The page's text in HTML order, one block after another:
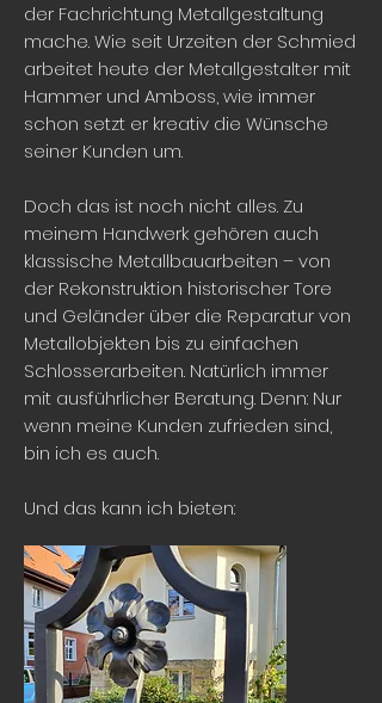
der Fachrichtung Metallgestaltung
mache. Wie seit Urzeiten der Schmied
arbeitet heute der Metallgestalter mit
Hammer und Amboss, wie immer
schon setzt er kreativ die Wünsche
seiner Kunden um.
Doch das ist noch nicht alles. Zu
meinem Handwerk gehören auch
klassische Metallbauarbeiten – von
der Rekonstruktion historischer Tore
und Geländer über die Reparatur von
Metallobjekten bis zu einfachen
Schlosserarbeiten. Natürlich immer
mit ausführlicher Beratung. Denn: Nur
wenn meine Kunden zufrieden sind,
bin ich es auch.
Und das kann ich bieten: